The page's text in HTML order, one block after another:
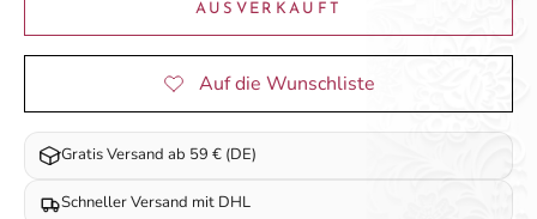
AUSVERKAUFT
Gratis Versand ab 59 € (DE)
Schneller Versand mit DHL